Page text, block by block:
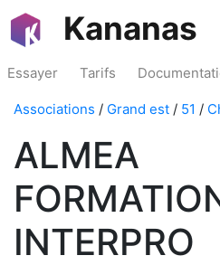
Kananas
Essayer Tarifs
Associations / Grand est / 51 /
ALMEA
INTERPRO